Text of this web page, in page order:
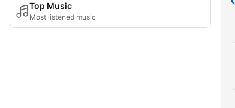
Top Music
Most listened music